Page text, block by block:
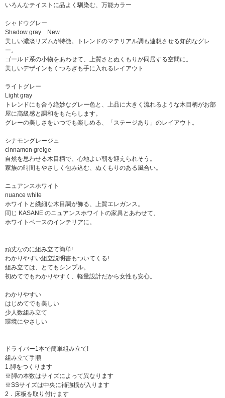
いろんなテイストに品よく馴染む、万能カラー
シャドウグレー
Shadow gray New
美しい濃淡リズムが特徴。トレンドのマテリアル調も連想させる知的なグレ
ー。
ゴールド系の小物をあわせて、上質さとぬくもりが同居する空間に。
美しいデザインもくつろぎも手に入れるレイアウト
ライトグレー
Light gray
トレンドにも合う絶妙なグレー色と、上品に大きく流れるような木目柄がお部
屋に高級感と調和をもたらします。
グレーの美しさをいつでも楽しめる、「ステージあり」のレイアウト。
シナモングレージュ
cinnamon greige
自然を思わせる木目柄で、心地よい朝を迎えられそう。
家族の時間もやさしく包み込む、ぬくもりのある風合い。
ニュアンスホワイト
nuance white
ホワイトと繊細な木目調が飾る、上質エレガンス。
同じ KASANE のニュアンスホワイトの家具とあわせて、
ホワイトベースのインテリアに。
頑丈なのに組み立て簡単!
わかりやすい組立説明書もついてくる!
組み立ては、とてもシンプル。
初めてでもわかりやすく、軽量設計だから女性も安心。
わかりやすい
はじめてでも美しい
少人数組み立て
環境にやさしい
ドライバー1本で簡単組み立て!
組み立て手順
1.脚をつくります
※脚の本数はサイズによって異なります
※SSサイズは中央に補強桟が入ります
2．床板を取り付けます